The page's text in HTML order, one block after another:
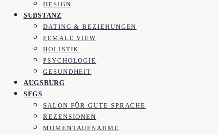
DESIGN
SUBSTANZ
DATING & BEZIEHUNGEN
FEMALE VIEW
HOLISTIK
PSYCHOLOGIE
GESUNDHEIT
AUGSBURG
SFGS
SALON FÜR GUTE SPRACHE
REZENSIONEN
MOMENTAUFNAHME